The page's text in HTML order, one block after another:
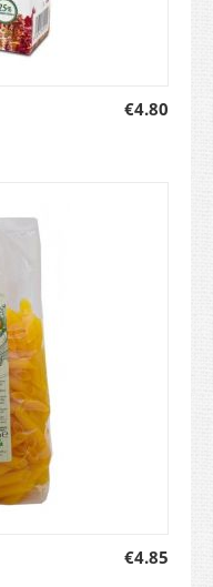
€4.80
€4.85